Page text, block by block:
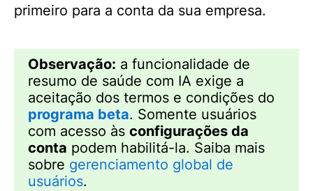
primeiro para a conta da sua empresa.
Observação: a funcionalidade de
resumo de saúde com IA exige a
aceitação dos termos e condições do
programa beta. Somente usuários
com acesso às configurações da
conta podem habilitá-la. Saiba mais
sobre gerenciamento global de
usuários.